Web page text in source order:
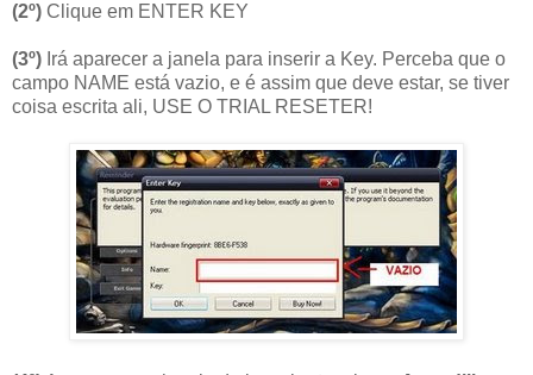
(2º) Clique em ENTER KEY
(3º) Irá aparecer a janela para inserir a Key. Perceba que o
campo NAME está vazio, e é assim que deve estar, se tiver
coisa escrita ali, USE O TRIAL RESETER!